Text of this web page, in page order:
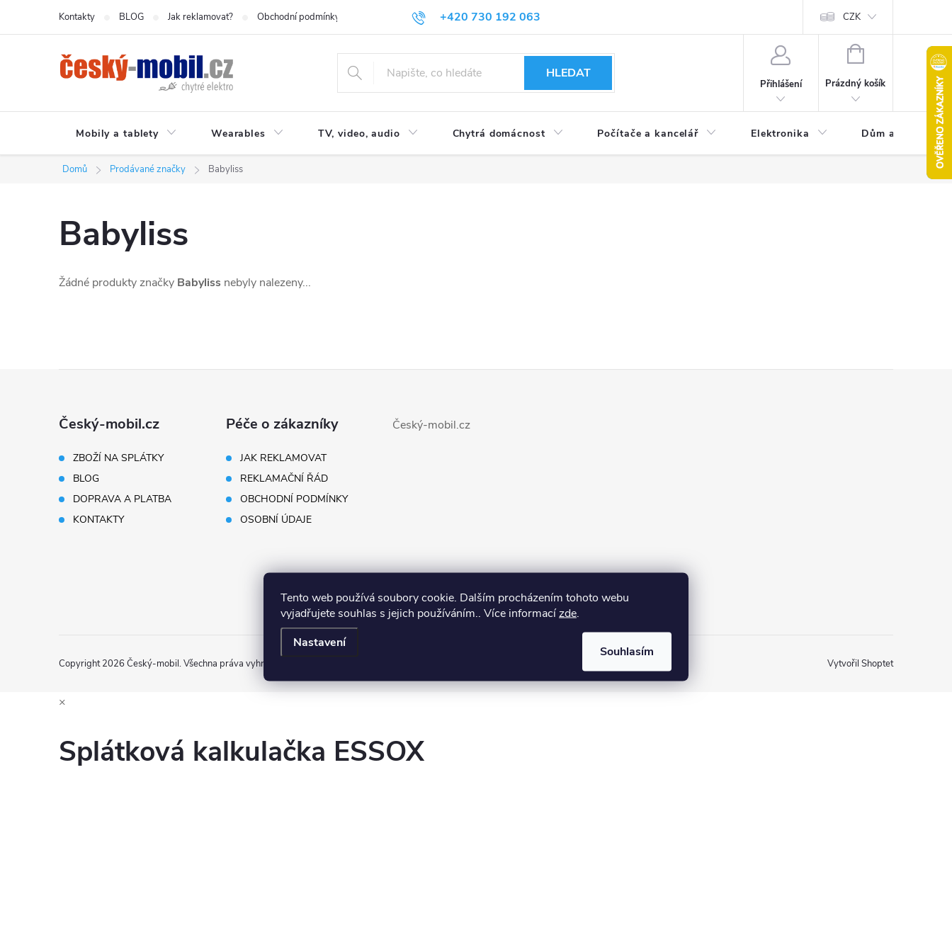
Tento web používá soubory cookie. Dalším procházením tohoto webu
vyjadřujete souhlas s jejich používáním.. Více informacízde.
Nastavení
Souhlasím
+420 730 192 063
Kontakty BLOG Jak reklamovat? Obchodní podmínky Podmínky ochrany osobních údajů CZK
HLEDAT
Přihlášení
NÁKUPNÍ
Prázdný košík
Mobily a tablety Wearables TV, video, audio Chytrá domácnost Počítače a kancelář Elektronika Dům a zahrada
Domů Prodávané značky Babyliss
Babyliss
Žádné produkty značky Babyliss nebyly nalezeny...
Český-mobil.cz
ZBOŽÍ NA SPLÁTKY
BLOG
DOPRAVA A PLATBA
KONTAKTY
Péče o zákazníky
JAK REKLAMOVAT
REKLAMAČNÍ ŘÁD
OBCHODNÍ PODMÍNKY
OSOBNÍ ÚDAJE
Český-mobil.cz
Vytvořil Shoptet
Copyright 2026 Český-mobil. Všechna práva vyhrazena.
×
Splátková kalkulačka ESSOX